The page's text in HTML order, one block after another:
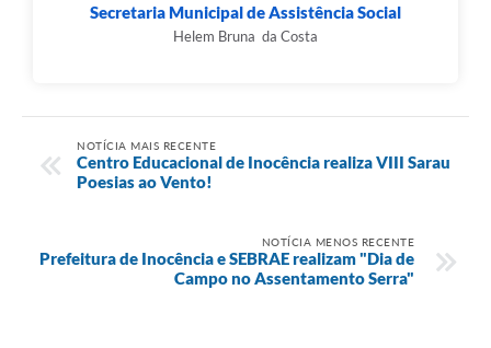
Secretaria Municipal de Assistência Social
Helem Bruna da Costa
NOTÍCIA MAIS RECENTE
Centro Educacional de Inocência realiza VIII Sarau
Poesias ao Vento!
NOTÍCIA MENOS RECENTE
Prefeitura de Inocência e SEBRAE realizam "Dia de
Campo no Assentamento Serra"